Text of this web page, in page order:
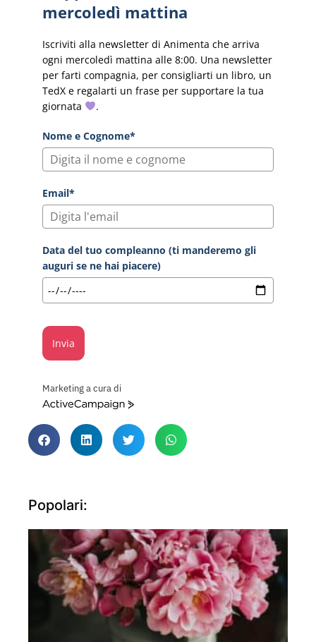
mercoledì mattina
Iscriviti alla newsletter di Animenta che arriva
ogni mercoledì mattina alle 8:00. Una newsletter
per farti compagnia, per consigliarti un libro, un
TedX e regalarti un frase per supportare la tua
giornata
.
Nome e Cognome*
Email*
Data del tuo compleanno (ti manderemo gli
auguri se ne hai piacere)
Invia
Marketing a cura di
ActiveCampaign
Popolari: